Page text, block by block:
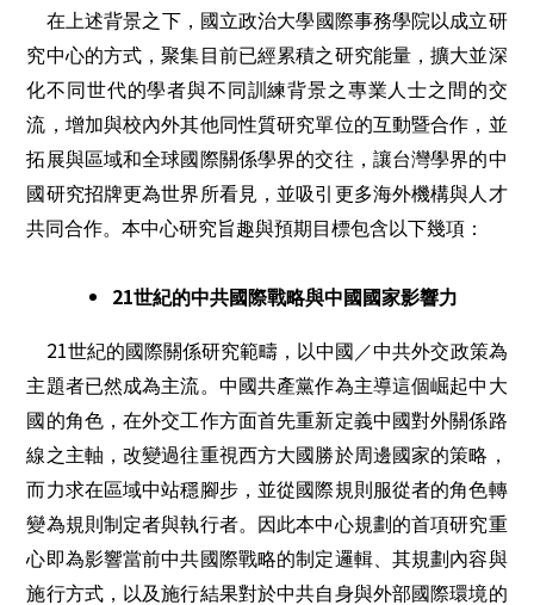
在上述背景之下，國立政治大學國際事務學院以成立研
究中心的方式，聚集目前已經累積之研究能量，擴大並深
化不同世代的學者與不同訓練背景之專業人士之間的交
流，增加與校內外其他同性質研究單位的互動暨合作，並
拓展與區域和全球國際關係學界的交往，讓台灣學界的中
國研究招牌更為世界所看見，並吸引更多海外機構與人才
共同合作。本中心研究旨趣與預期目標包含以下幾項：
21世紀的中共國際戰略與中國國家影響力
21世紀的國際關係研究範疇，以中國／中共外交政策為
主題者已然成為主流。中國共產黨作為主導這個崛起中大
國的角色，在外交工作方面首先重新定義中國對外關係路
線之主軸，改變過往重視西方大國勝於周邊國家的策略，
而力求在區域中站穩腳步，並從國際規則服從者的角色轉
變為規則制定者與執行者。因此本中心規劃的首項研究重
心即為影響當前中共國際戰略的制定邏輯、其規劃內容與
施行方式，以及施行結果對於中共自身與外部國際環境的